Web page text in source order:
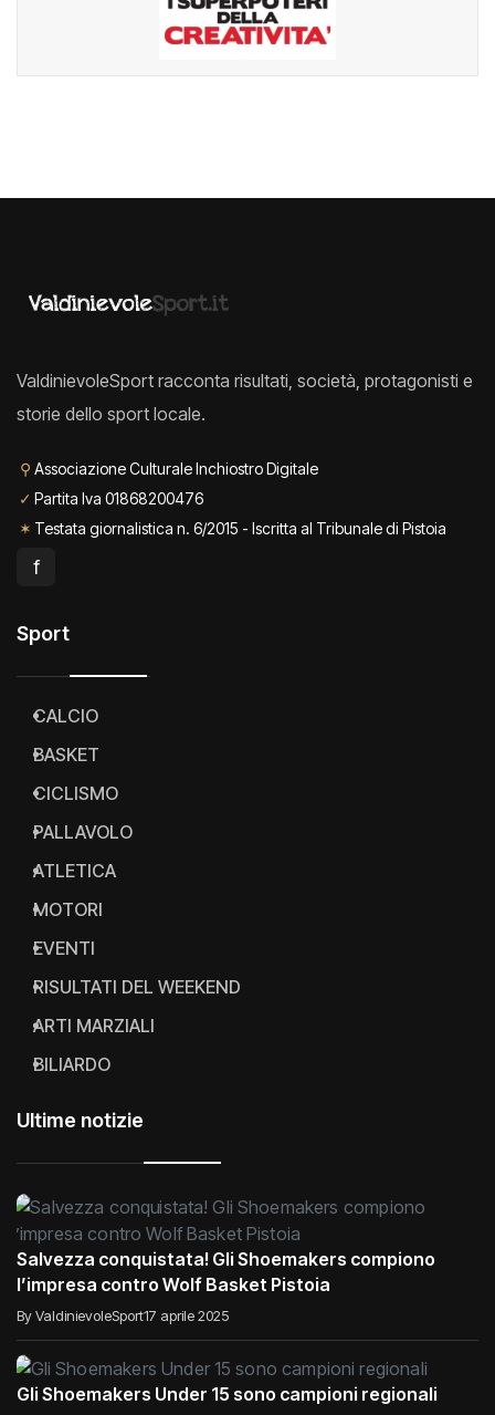
ValdinievoleSport racconta risultati, società, protagonisti e
storie dello sport locale.
⚲ Associazione Culturale Inchiostro Digitale
✓ Partita Iva 01868200476
✶ Testata giornalistica n. 6/2015 - Iscritta al Tribunale di Pistoia
f
Sport
CALCIO
BASKET
CICLISMO
PALLAVOLO
ATLETICA
MOTORI
EVENTI
RISULTATI DEL WEEKEND
ARTI MARZIALI
BILIARDO
Ultime notizie
Salvezza conquistata! Gli Shoemakers compiono
l’impresa contro Wolf Basket Pistoia
By ValdinievoleSport17 aprile 2025
Gli Shoemakers Under 15 sono campioni regionali